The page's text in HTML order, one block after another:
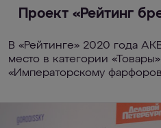
Проект «Рейтинг
В «Рейтинге» 2020 года
место в категории
«Императорскому